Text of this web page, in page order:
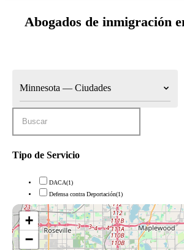
Abogados de inmigración
Minnesota — Ciudades
Tipo de Servicio
DACA(1)
Defensa contra Deportación(1)
+
−